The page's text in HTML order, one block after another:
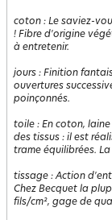
coton : Le saviez-
! Fibre d'origine
à entretenir.
jours : Finition
ouvertures
poinçonnés.
toile : En coton,
des tissus : il est
trame équilibrées.
tissage :Action
Chez Becquet la
fils/cm², gage de